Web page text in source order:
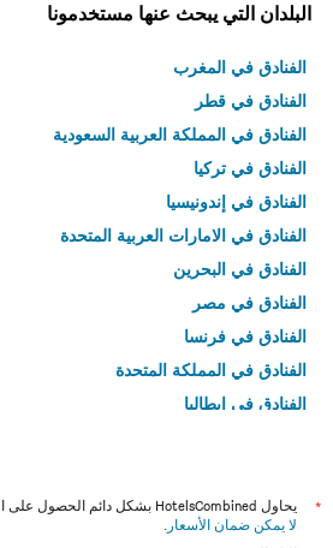
البلدان التي يبحث عنها مستخدمونا
الفنادق في المغرب
الفنادق في قطر
الفنادق في المملكة العربية السعودية
الفنادق في تركيا
الفنادق في إندونيسيا
الفنادق في الامارات العربية المتحدة
الفنادق في البحرين
الفنادق في مصر
الفنادق في فرنسا
الفنادق في المملكة المتحدة
الفنادق في إيطاليا
*
يحاول HotelsCombined بشكل دائم الحصول على الأسعار الدقيقة، ولكن
لا يمكن ضمان الأسعار .